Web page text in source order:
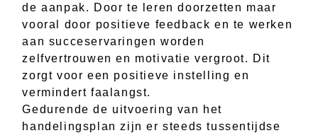
de aanpak. Door te leren doorzetten maar
vooral door positieve feedback en te werken
aan succeservaringen worden
zelfvertrouwen en motivatie vergroot. Dit
zorgt voor een positieve instelling en
vermindert faalangst.
Gedurende de uitvoering van het
handelingsplan zijn er steeds tussentijdse